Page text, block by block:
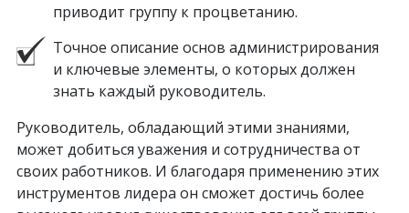
приводит группу к процветанию.
Точное описание основ администрирования
и ключевые элементы, о которых должен
знать каждый руководитель.
Руководитель, обладающий этими знаниями,
может добиться уважения и сотрудничества от
своих работников. И благодаря применению этих
инструментов лидера он сможет достичь более